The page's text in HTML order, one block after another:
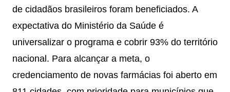
de cidadãos brasileiros foram beneficiados. A
expectativa do Ministério da Saúde é
universalizar o programa e cobrir 93% do território
nacional. Para alcançar a meta, o
credenciamento de novas farmácias foi aberto em